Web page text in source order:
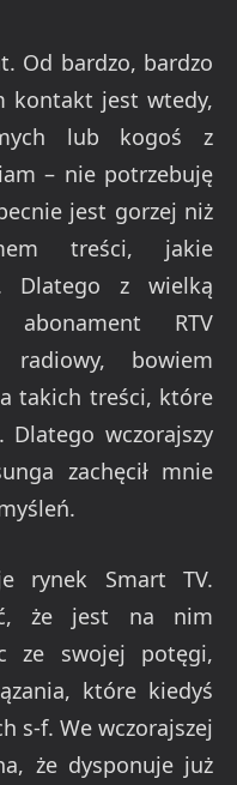
Od bardzo, bardzo
kontakt jest wtedy,
lub kogoś z
– nie potrzebuję
jest gorzej niż
treści, jakie
Dlatego z wielką
abonament RTV
radiowy, bowiem
takich treści, które
Dlatego wczorajszy
zachęcił mnie
rynek Smart TV.
że jest na nim
ze swojej potęgi,
które kiedyś
s-f. We wczorajszej
że dysponuje już